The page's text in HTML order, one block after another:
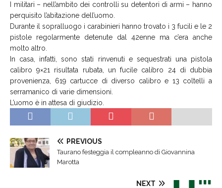
I militari – nell’ambito dei controlli su detentori di armi – hanno
perquisito l’abitazione dell’uomo.
Durante il sopralluogo i carabinieri hanno trovato i 3 fucili e le 2
pistole regolarmente detenute dal 42enne ma c’era anche
molto altro.
In casa, infatti, sono stati rinvenuti e sequestrati una pistola
calibro 9×21 risultata rubata, un fucile calibro 24 di dubbia
provenienza, 619 cartucce di diverso calibro e 13 coltelli a
serramanico di varie dimensioni.
L’uomo è in attesa di giudizio.
PREVIOUS
Taurano festeggia il compleanno di Giovannina
Marotta
NEXT